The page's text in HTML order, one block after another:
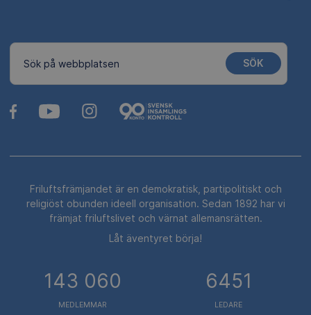
Sök på webbplatsen SÖK
Friluftsfrämjandet är en demokratisk, partipolitiskt och
religiöst obunden ideell organisation. Sedan 1892 har vi
främjat friluftslivet och värnat allemansrätten.
Låt äventyret börja!
143 060
MEDLEMMAR
6451
LEDARE